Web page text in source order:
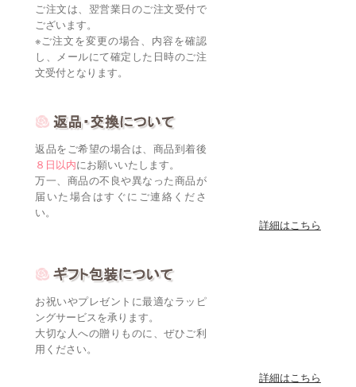
ご注文は、翌営業日のご注文受付で
ございます。
※ご注文を変更の場合、内容を確認
し、メールにて確定した日時のご注
文受付となります。
返品をご希望の場合は、商品到着後
８日以内にお願いいたします。
万一、商品の不良や異なった商品が
届いた場合はすぐにご連絡くださ
い。
詳細はこちら
お祝いやプレゼントに最適なラッピ
ングサービスを承ります。
大切な人への贈りものに、ぜひご利
用ください。
詳細はこちら